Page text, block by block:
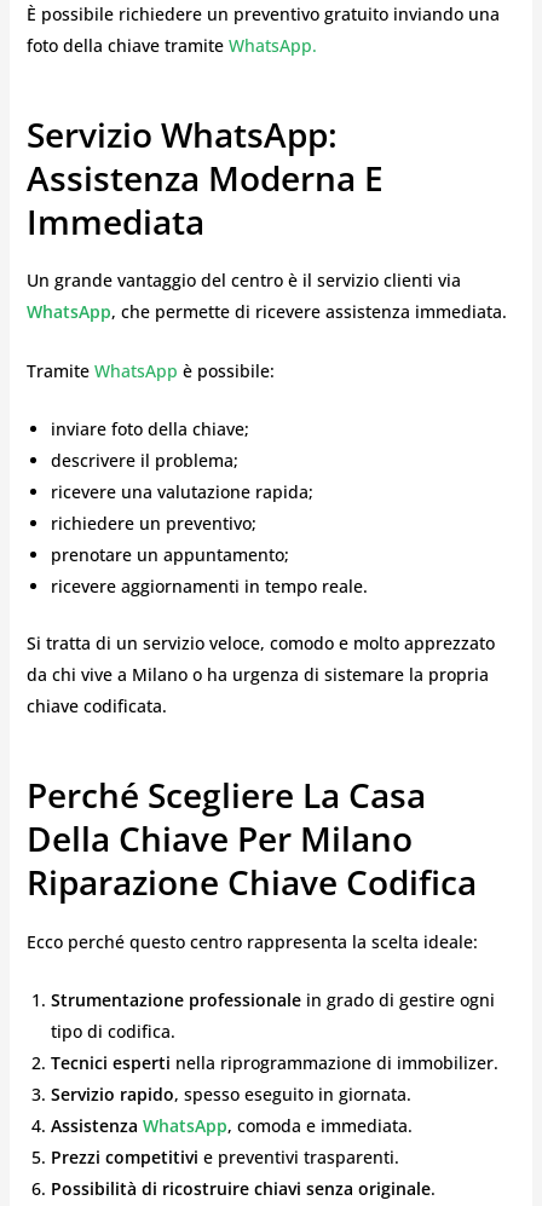
È possibile richiedere un preventivo gratuito inviando una
foto della chiave tramite WhatsApp.
Servizio WhatsApp:
Assistenza Moderna E
Immediata
Un grande vantaggio del centro è il servizio clienti via
WhatsApp, che permette di ricevere assistenza immediata.
Tramite WhatsApp è possibile:
inviare foto della chiave;
descrivere il problema;
ricevere una valutazione rapida;
richiedere un preventivo;
prenotare un appuntamento;
ricevere aggiornamenti in tempo reale.
Si tratta di un servizio veloce, comodo e molto apprezzato
da chi vive a Milano o ha urgenza di sistemare la propria
chiave codificata.
Perché Scegliere La Casa
Della Chiave Per Milano
Riparazione Chiave Codifica
Ecco perché questo centro rappresenta la scelta ideale:
Strumentazione professionalein grado di gestire ogni
tipo di codifica.
Tecnici esperti nella riprogrammazione di immobilizer.
Servizio rapido, spesso eseguito in giornata.
Assistenza WhatsApp, comoda e immediata.
Prezzi competitivi e preventivi trasparenti.
Possibilità di ricostruire chiavi senza originale.